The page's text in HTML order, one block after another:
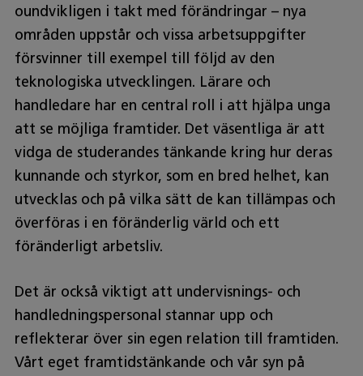
oundvikligen i takt med förändringar – nya
områden uppstår och vissa arbetsuppgifter
försvinner till exempel till följd av den
teknologiska utvecklingen. Lärare och
handledare har en central roll i att hjälpa unga
att se möjliga framtider. Det väsentliga är att
vidga de studerandes tänkande kring hur deras
kunnande och styrkor, som en bred helhet, kan
utvecklas och på vilka sätt de kan tillämpas och
överföras i en föränderlig värld och ett
föränderligt arbetsliv.
Det är också viktigt att undervisnings- och
handledningspersonal stannar upp och
reflekterar över sin egen relation till framtiden.
Vårt eget framtidstänkande och vår syn på